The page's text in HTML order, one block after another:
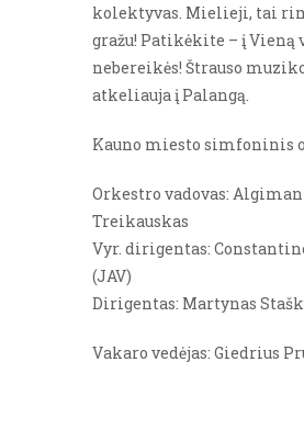
kolektyvas. Mielieji, tai
gražu! Patikėkite – į Vieną
nebereikės! Štrauso
atkeliauja į Palangą.
Kauno miesto simfoninis
Orkestro vadovas:
Treikauskas
Vyr. dirigentas:
(JAV)
Dirigentas: Martynas
Vakaro vedėjas: Giedrius